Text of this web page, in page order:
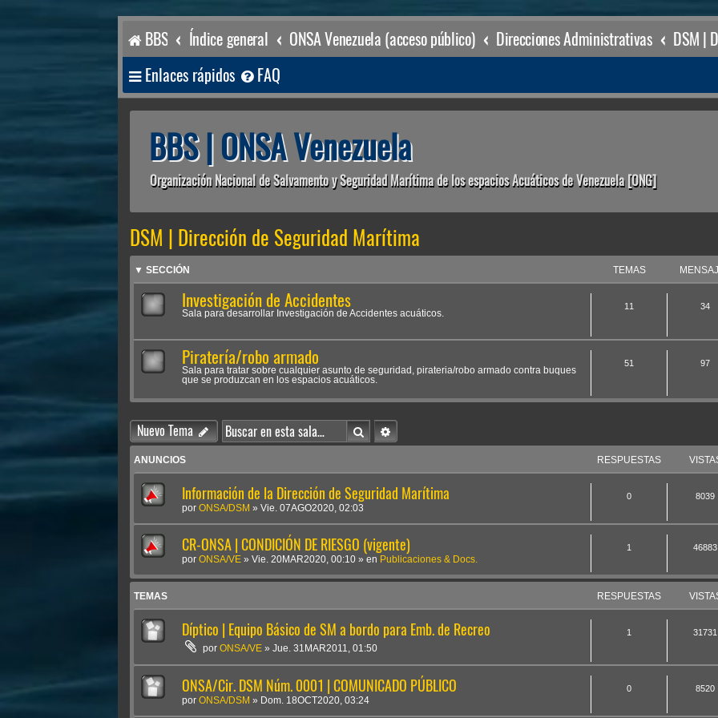
BBS Índice general ONSA Venezuela (acceso público) Direcciones Administrativas
Enlaces rápidos FAQ
BBS | ONSA Venezuela
Organización Nacional de Salvamento y Seguridad Marítima de los espacios Acuáticos de Venezuela [ONG]
DSM | Dirección de Seguridad Marítima
▼ SECCIÓN TEMAS
Investigación de Accidentes
Sala para desarrollar Investigación de Accidentes acuáticos.
11 34
Piratería/robo armado
Sala para tratar sobre cualquier asunto de seguridad, pirateria/robo armado contra buques
que se produzcan en los espacios acuáticos.
51 97
Nuevo Tema BuscarBúsqueda avanzada
ANUNCIOS RESPUESTAS
Información de la Dirección de Seguridad Marítima
por ONSA/DSM » Vie. 07AGO2020, 02:03
0 8039
CR-ONSA | CONDICIÓN DE RIESGO (vigente)
por ONSA/VE » Vie. 20MAR2020, 00:10 » en Publicaciones & Docs.
1 46883
TEMAS RESPUESTAS
Díptico | Equipo Básico de SM a bordo para Emb. de Recreo
porONSA/VE »Jue. 31MAR2011, 01:50
1 31731
ONSA/Cir. DSM Núm. 0001 | COMUNICADO PÚBLICO
por ONSA/DSM » Dom. 18OCT2020, 03:24
0 8520